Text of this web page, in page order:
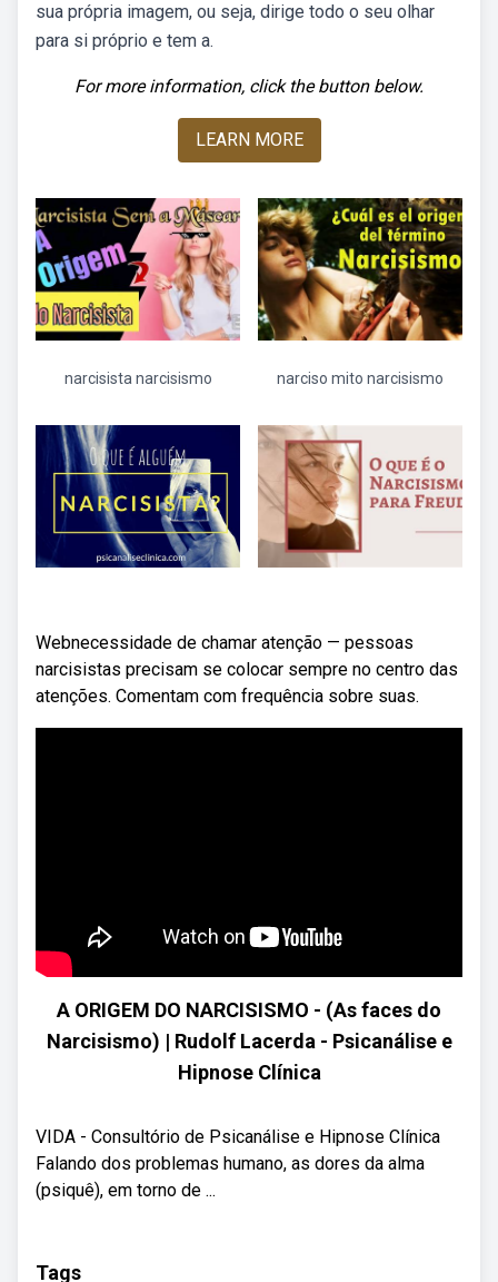
sua própria imagem, ou seja, dirige todo o seu olhar
para si próprio e tem a.
For more information, click the button below.
LEARN MORE
narcisista narcisismo narciso mito narcisismo
Webnecessidade de chamar atenção — pessoas
narcisistas precisam se colocar sempre no centro das
atenções. Comentam com frequência sobre suas.
A ORIGEM DO NARCISISMO - (As faces do
Narcisismo) | Rudolf Lacerda - Psicanálise e
Hipnose Clínica
VIDA - Consultório de Psicanálise e Hipnose Clínica
Falando dos problemas humano, as dores da alma
(psiquê), em torno de ...
Tags